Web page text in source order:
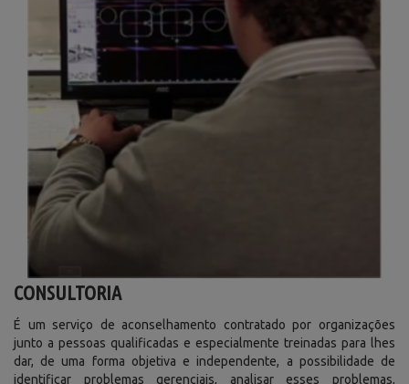
CONSULTORIA
É um serviço de aconselhamento contratado por organizações
junto a pessoas qualificadas e especialmente treinadas para lhes
dar, de uma forma objetiva e independente, a possibilidade de
identificar problemas gerenciais, analisar esses problemas,